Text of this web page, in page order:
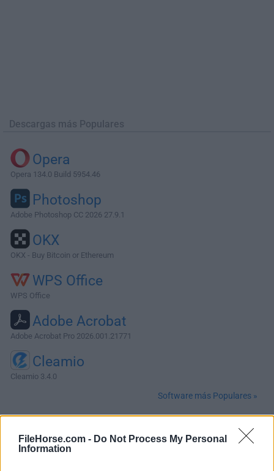
FileHorse.com - Do Not Process My Personal
Information
Descargas más Populares
Opera
Opera 134.0 Build 5954.46
Photoshop
Adobe Photoshop CC 2026 27.9.1
OKX
OKX - Buy Bitcoin or Ethereum
WPS Office
WPS Office
Adobe Acrobat
Adobe Acrobat Pro 2026.001.21771
Cleamio
Cleamio 3.4.0
Software más Populares »
Acerca de Kodi for Mac